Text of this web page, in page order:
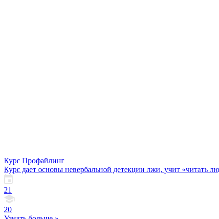
Курс Профайлинг
Курс дает основы невербальной детекции лжи, учит «читать
21
20